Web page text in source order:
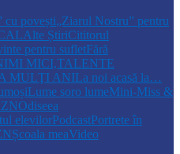
cu povești„Ziarul Nostru” pentru
Alte ȘtiriCititorul
pentru sufletFără
MICI,TALENTE
MULŢI ANILa noi acasă la…
Lume soro lumeMini-Miss &
Odiseea
elevilorPodcastPortrete în
Școala meaVideo